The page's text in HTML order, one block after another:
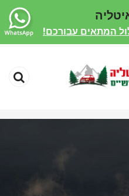
המתאים עבורכם!